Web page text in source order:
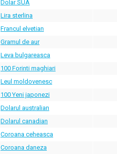
Dolar SUA
Lira sterlina
Francul elvetian
Gramul de aur
Leva bulgareasca
100 Forinti maghiari
Leul moldovenesc
100 Yeni japonezi
Dolarul australian
Dolarul canadian
Coroana ceheasca
Coroana daneza